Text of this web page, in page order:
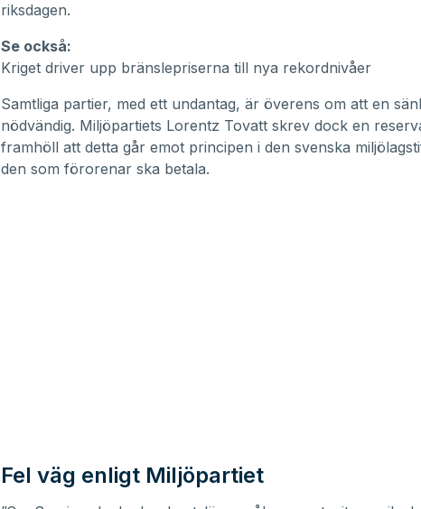
riksdagen.
Se också:
Kriget driver upp bränslepriserna till nya rekordnivåer
Samtliga partier, med ett undantag, är överens om att en
nödvändig. Miljöpartiets Lorentz Tovatt skrev dock en
framhöll att detta går emot principen i den svenska
den som förorenar ska betala.
Fel väg enligt Miljöpartiet